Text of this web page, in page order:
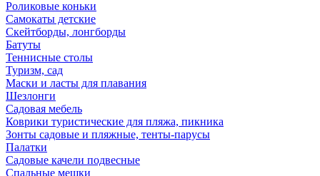
Роликовые коньки
Самокаты детские
Скейтборды, лонгборды
Батуты
Теннисные столы
Туризм, сад
Маски и ласты для плавания
Шезлонги
Садовая мебель
Коврики туристические для пляжа, пикника
Зонты садовые и пляжные, тенты-парусы
Палатки
Садовые качели подвесные
Спальные мешки